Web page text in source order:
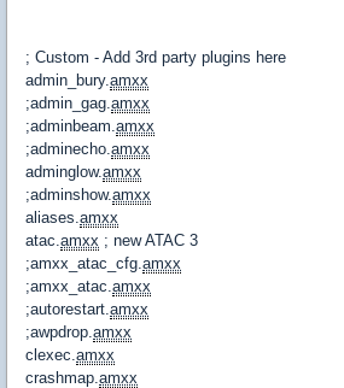
; Custom - Add 3rd party plugins here
admin_bury. amxx
;admin_gag. amxx
;adminbeam. amxx
;adminecho. amxx
adminglow.amxx
;adminshow.amxx
aliases. amxx
atac. amxx ; new ATAC 3
;amxx_atac_cfg. amxx
;amxx_atac. amxx
;autorestart. amxx
;awpdrop. amxx
clexec. amxx
crashmap. amxx